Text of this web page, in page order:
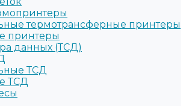
термотрансферные принтеры
принтеры
данных (ТСД)
ТСД
ТСД